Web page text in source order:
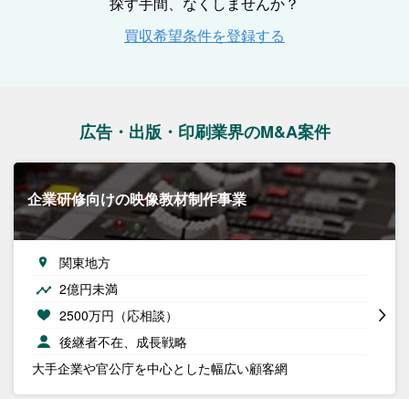
広告・出版・印刷業界のM&A案件
企業研修向けの映像教材制作事業
関東地方
2億円未満
2500万円（応相談）
後継者不在、成長戦略
大手企業や官公庁を中心とした幅広い顧客網